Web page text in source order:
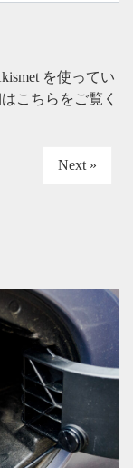
を使ってい
こちらをご覧く
Next »